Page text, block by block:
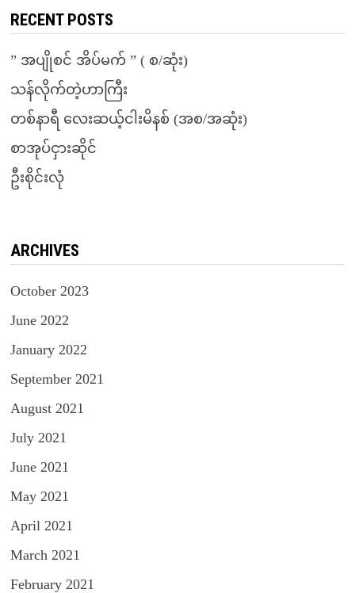
RECENT POSTS
” အပျိုစင် အိပ်မက် ” ( စ/ဆုံး)
သန်လိုက်တဲ့ဟာကြီး
တစ်နာရီ လေးဆယ့်ငါးမိနစ် (အစ/အဆုံး)
စာအုပ်ငှားဆိုင်
ဦးစိုင်းလုံ
ARCHIVES
October 2023
June 2022
January 2022
September 2021
August 2021
July 2021
June 2021
May 2021
April 2021
March 2021
February 2021